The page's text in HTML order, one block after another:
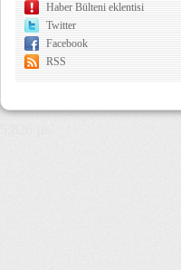
Haber Bülteni eklentisi
Twitter
Facebook
RSS